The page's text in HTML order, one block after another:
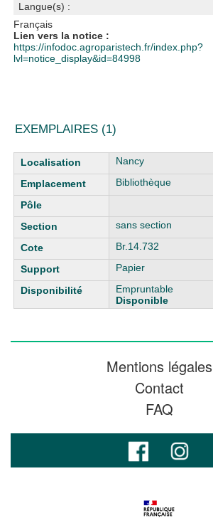
Langue(s) :
Français
Lien vers la notice :
https://infodoc.agroparistech.fr/index.php?
lvl=notice_display&id=84998
EXEMPLAIRES (1)
Liste des exemplaires
Nancy
Bibliothèque
sans section
Br.14.732
Papier
Empruntable
Disponible
Mentions légales
Contact
FAQ